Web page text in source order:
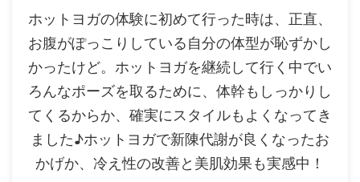
ホットヨガの体験に初めて行った時は、正直、
お腹がぽっこりしている自分の体型が恥ずかし
かったけど。ホットヨガを継続して行く中でい
ろんなポーズを取るために、体幹もしっかりし
てくるからか、確実にスタイルもよくなってき
ました♪ホットヨガで新陳代謝が良くなったお
かげか、冷え性の改善と美肌効果も実感中！